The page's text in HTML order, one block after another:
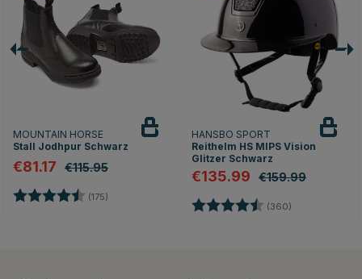
MOUNTAIN HORSE
Stall Jodhpur Schwarz
€81.17 €115.95
Bewertung: (175)
HANSBO SPORT
Reithelm HS MIPS Vision
Glitzer Schwarz
€135.99 €159.99
Bewertung: (360)